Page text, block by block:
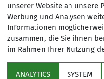
unserer Website an unsere
Werbung und Analysen
Informationen
zusammen, die Sie ihnen
im Rahmen Ihrer Nutzung
ANALYTICS SYSTEM